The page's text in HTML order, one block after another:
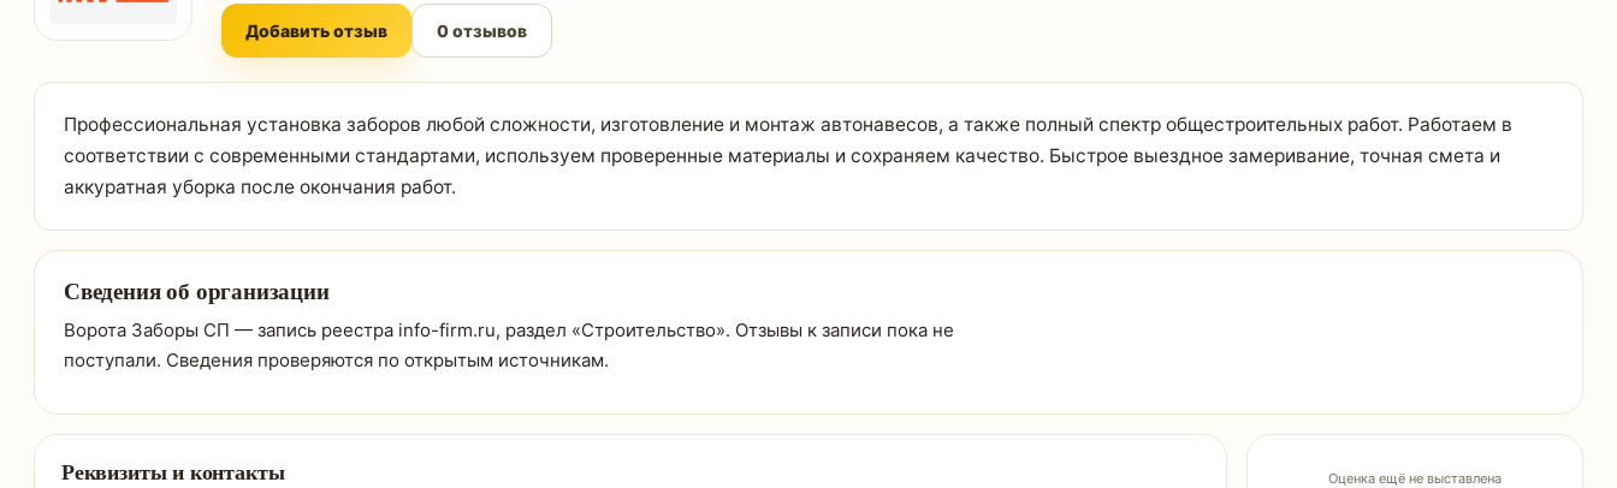
Добавить отзыв 0 отзывов
Профессиональная установка заборов любой сложности, изготовление и монтаж автонавесов, а также полный спектр общестроительных работ. Работаем в
соответствии с современными стандартами, используем проверенные материалы и сохраняем качество. Быстрое выездное замеривание, точная смета и
аккуратная уборка после окончания работ.
Сведения об организации
Ворота Заборы СП — запись реестра info-firm.ru, раздел «Строительство». Отзывы к записи пока не
поступали. Сведения проверяются по открытым источникам.
Реквизиты и контакты Оценка ещё не выставлена